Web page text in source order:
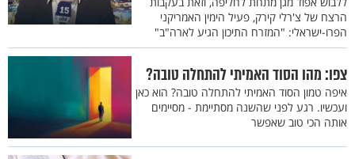
הרצח של צ'רלי קירק, פעיל הימין האמריקני
הפרו-ישראלי: "המזרח התיכון הגיע לארה"ב"
צפו: מהו הסוד האמיתי להתחלה טובה?
איפה טמון הסוד האמיתי להתחלה טובה? הוא כאן
ועכשיו. רגע לפני שהשנה מסתיימת - מסיימים
אותה הכי טוב שאפשר